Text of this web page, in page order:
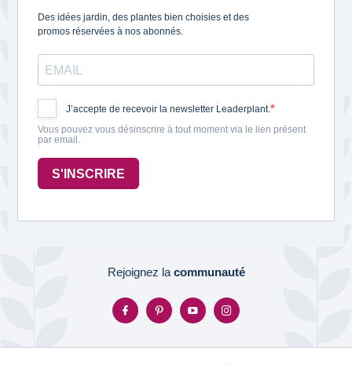
Des idées jardin, des plantes bien choisies et des
promos réservées à nos abonnés.
J’accepte de recevoir la newsletter Leaderplant.
Vous pouvez vous désinscrire à tout moment via le lien présent
par email.
S'INSCRIRE
Rejoignez la communauté